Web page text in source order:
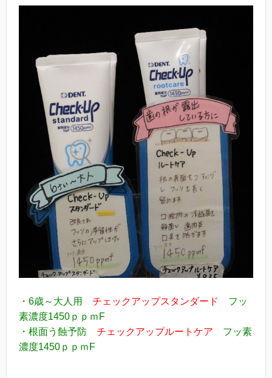
・6歳～大人用 チェックアップスタンダード フッ
素濃度1450ｐｐｍF
・根面う蝕予防 チェックアップルートケア フッ素
濃度1450ｐｐｍF